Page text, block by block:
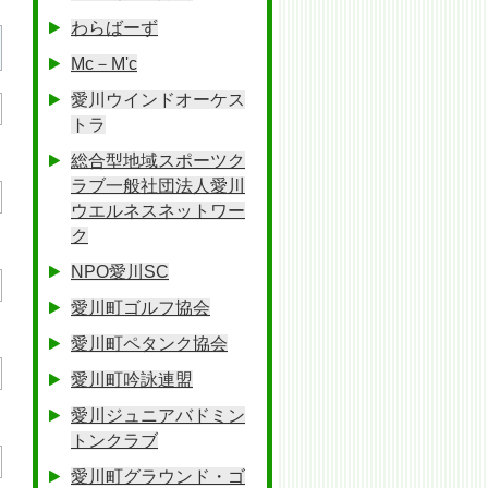
わらばーず
Mc－M'c
愛川ウインドオーケス
トラ
総合型地域スポーツク
ラブ一般社団法人愛川
ウエルネスネットワー
ク
NPO愛川SC
愛川町ゴルフ協会
愛川町ペタンク協会
愛川町吟詠連盟
愛川ジュニアバドミン
トンクラブ
愛川町グラウンド・ゴ